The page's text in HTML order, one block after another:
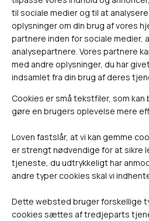
til sociale medier og til at
oplysninger om din brug af vores
partnere inden for sociale medier,
analysepartnere. Vores partnere
med andre oplysninger, du har
indsamlet fra din brug af deres
Cookies er små tekstfiler, som
gøre en brugers oplevelse mere
Loven fastslår, at vi kan gemme
er strengt nødvendige for at sikre
tjeneste, du udtrykkeligt har
andre typer cookies skal vi
Dette websted bruger forskellige
cookies sættes af tredjeparts